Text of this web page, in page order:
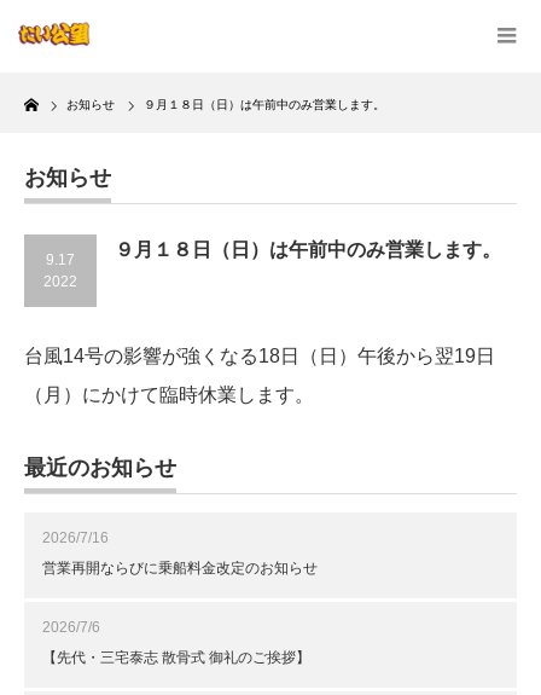
Home
お知らせ ９月１８日（日）は午前中のみ営業します。
お知らせ
9.17
2022
９月１８日（日）は午前中のみ営業します。
台風14号の影響が強くなる18日（日）午後から翌19日
（月）にかけて臨時休業します。
最近のお知らせ
2026/7/16
営業再開ならびに乗船料金改定のお知らせ
2026/7/6
【先代・三宅泰志 散骨式 御礼のご挨拶】